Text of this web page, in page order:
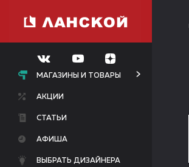
МАГАЗИНЫ И ТОВАРЫ
АКЦИИ
СТАТЬИ
АФИША
ВЫБРАТЬ ДИЗАЙНЕРА